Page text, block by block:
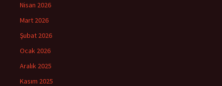
Nisan 2026
Mart 2026
Şubat 2026
Ocak 2026
Aralık 2025
Kasım 2025